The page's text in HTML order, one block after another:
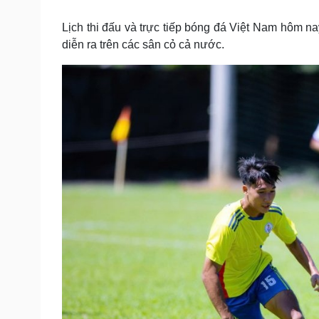
Tư vấn luật
Phân tích
Sản phụ khoa
Nhi khoa
Làm đẹp - giảm cân
Phòng mạch online
Cải chính
Lịch thi đấu và trực tiếp bóng đá Việt Nam hôm
diễn ra trên các sân cỏ cả nước.